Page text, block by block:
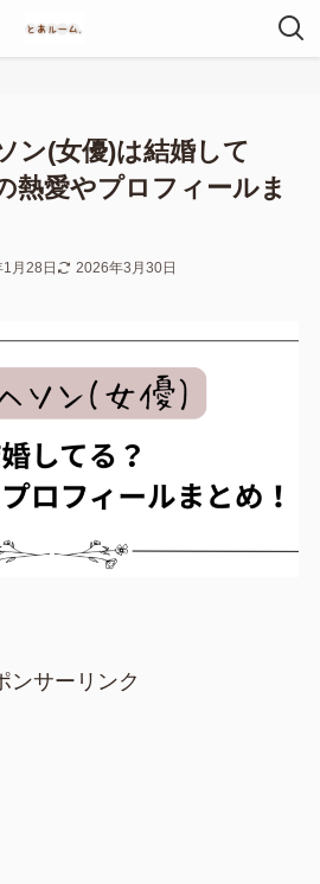
ン(女優)は結婚して
熱愛やプロフィールま
月28日 2026年3月30日
ンサーリンク